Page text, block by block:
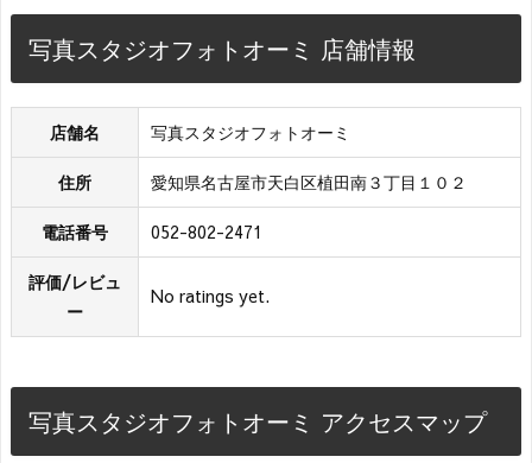
写真スタジオフォトオーミ 店舗情報
店舗名 写真スタジオフォトオーミ
住所 愛知県名古屋市天白区植田南３丁目１０２
電話番号 052-802-2471
評価/レビュ
ー
No ratings yet.
写真スタジオフォトオーミ アクセスマップ